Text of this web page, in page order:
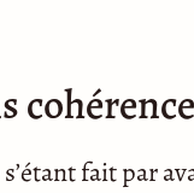
cohérence
fait par